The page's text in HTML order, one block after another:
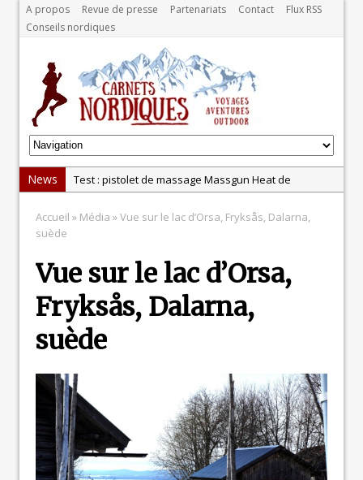
A propos Revue de presse Partenariats Contact
Flux RSS
Conseils nordiques
News
Test : pistolet de massage Massgun Heat de
La récupération, un élément clé pour les sportifs
risquée
Test: chaussures Merrell Trail Glove 6
Test: balance Tanita BC-401
Accueil » Média » Vue sur le lac d’Orsa, Fryksås, Dalarna,
suède
Vue sur le lac d’Orsa,
Fryksås, Dalarna,
suède